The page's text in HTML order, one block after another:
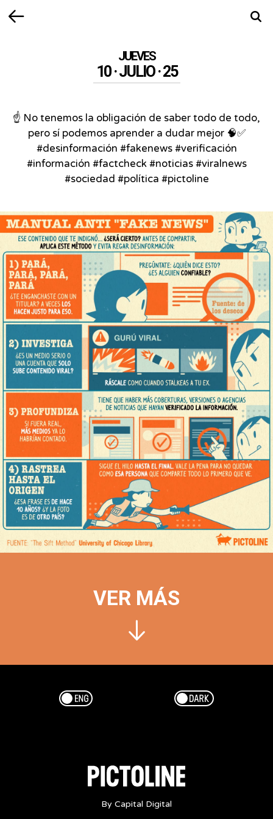
JUEVES
10 · JULIO · 25
☝️ No tenemos la obligación de saber todo de todo,
pero sí podemos aprender a dudar mejor 🧠✅
#desinformación #fakenews #verificación
#información #factcheck #noticias #viralnews
#sociedad #política #pictoline
VER MÁS
Esp/Eng Dark/Light
By Capital Digital